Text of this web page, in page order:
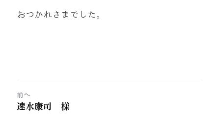
おつかれさまでした。
前へ
速水康司 様